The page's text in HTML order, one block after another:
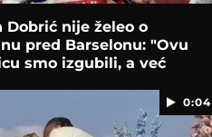
Dobrić nije želeo o
pred Barselonu: "Ovu
smo izgubili, a već
0:04